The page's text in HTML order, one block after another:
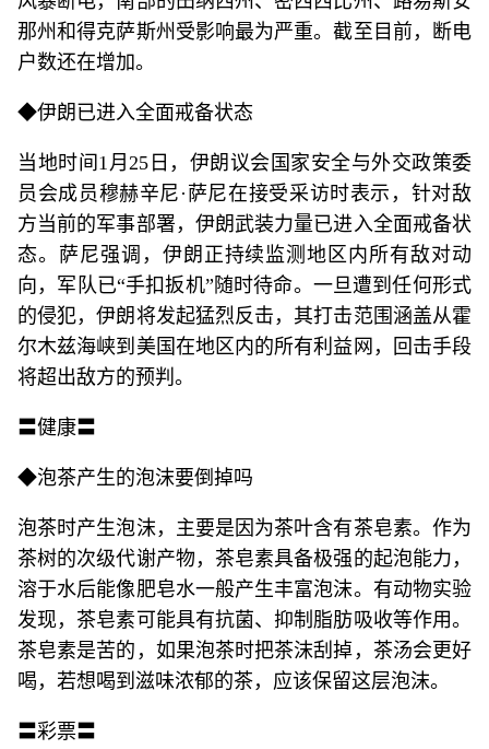
那州和得克萨斯州受影响最为严重。截至目前，断电
户数还在增加。
◆伊朗已进入全面戒备状态
当地时间1月25日，伊朗议会国家安全与外交政策委
员会成员穆赫辛尼·萨尼在接受采访时表示，针对敌
方当前的军事部署，伊朗武装力量已进入全面戒备状
态。萨尼强调，伊朗正持续监测地区内所有敌对动
向，军队已“手扣扳机”随时待命。一旦遭到任何形式
的侵犯，伊朗将发起猛烈反击，其打击范围涵盖从霍
尔木兹海峡到美国在地区内的所有利益网，回击手段
将超出敌方的预判。
〓健康〓
◆泡茶产生的泡沫要倒掉吗
泡茶时产生泡沫，主要是因为茶叶含有茶皂素。作为
茶树的次级代谢产物，茶皂素具备极强的起泡能力，
溶于水后能像肥皂水一般产生丰富泡沫。有动物实验
发现，茶皂素可能具有抗菌、抑制脂肪吸收等作用。
茶皂素是苦的，如果泡茶时把茶沫刮掉，茶汤会更好
喝，若想喝到滋味浓郁的茶，应该保留这层泡沫。
〓彩票〓